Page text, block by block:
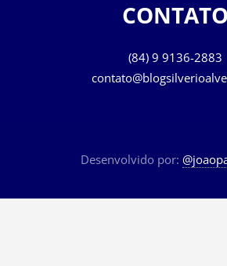
CONTATO
(84) 9 9136-2883
Desenvolvido por: